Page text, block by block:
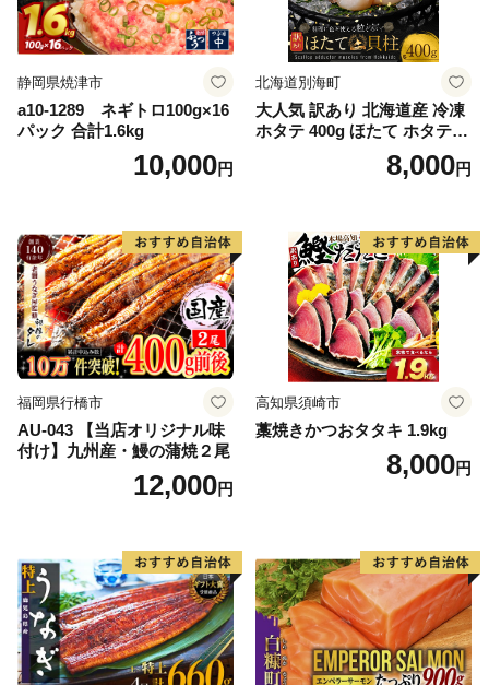
静岡県焼津市
a10-1289 ネギトロ100g×16
パック 合計1.6kg
10,000円
北海道別海町
大人気 訳あり 北海道産 冷凍
ホタテ 400g ほたて ホタテ
8,000円
福岡県行橋市
AU-043 【当店オリジナル味
付け】九州産・鰻の蒲焼２尾
12,000円
高知県須崎市
藁焼きかつおタタキ 1.9kg
8,000円